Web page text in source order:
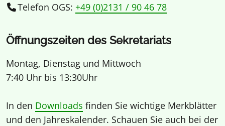
Telefon OGS: +49 (0)2131 / 90 46 78
Öffnungszeiten des Sekretariats
Montag, Dienstag und Mittwoch
7:40 Uhr bis 13:30Uhr
In den Downloads finden Sie wichtige Merkblätter
und den Jahreskalender. Schauen Sie auch bei der